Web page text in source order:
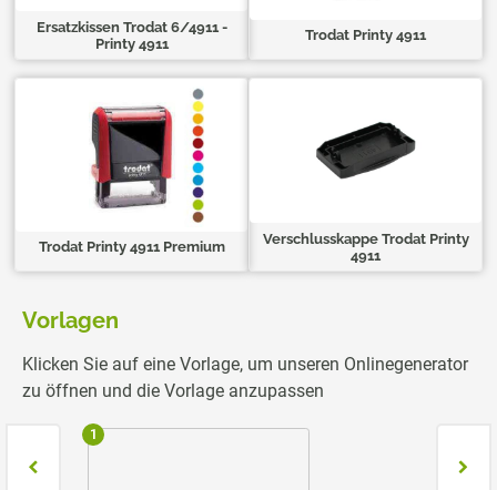
Ersatzkissen Trodat 6/4911 -
Printy 4911
Trodat Printy 4911
Trodat Printy 4911 Premium
Verschlusskappe Trodat Printy
4911
Vorlagen
Klicken Sie auf eine Vorlage, um unseren Onlinegenerator
zu öffnen und die Vorlage anzupassen
1